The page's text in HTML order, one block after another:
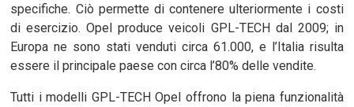
specifiche. Ciò permette di contenere ulteriormente i costi
di esercizio. Opel produce veicoli GPL-TECH dal 2009; in
Europa ne sono stati venduti circa 61.000, e l’Italia risulta
essere il principale paese con circa l’80% delle vendite.
Tutti i modelli GPL-TECH Opel offrono la piena funzionalità